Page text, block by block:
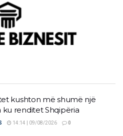
kushton më shumë një
ku renditet Shqipëria
14:14 | 09/08/2026 0